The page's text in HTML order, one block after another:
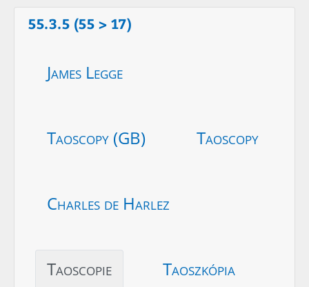
55.3.5 (55 > 17)
James Legge
Taoscopy (GB) Taoscopy
Charles de Harlez
Taoscopie Taoszkópia